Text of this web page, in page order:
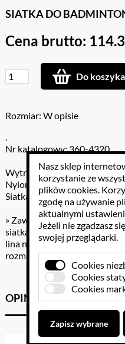
SIATKA DO
Cena brutto:
Do koszyka
Rozmiar: W opisie
.
Nr katalogowy: 360-4320
Wytrzymała siatka na
Nylonowe sploty odporne są
Siatka doskonale nadaje sie
» Zawartość:
siatka splotowa o szerokości
lina naciągowa długości 7,5 m
rozmiar oczek 2 cm
OPINIE KLIENTÓW
Nasz sklep
korzystanie ze
plików cookies.
zgodę na używanie
aktualnymi
Jeżeli nie zgadzasz
swojej przeglądarki.
Cookies
Cookies
Cookies
Zapisz wybrane